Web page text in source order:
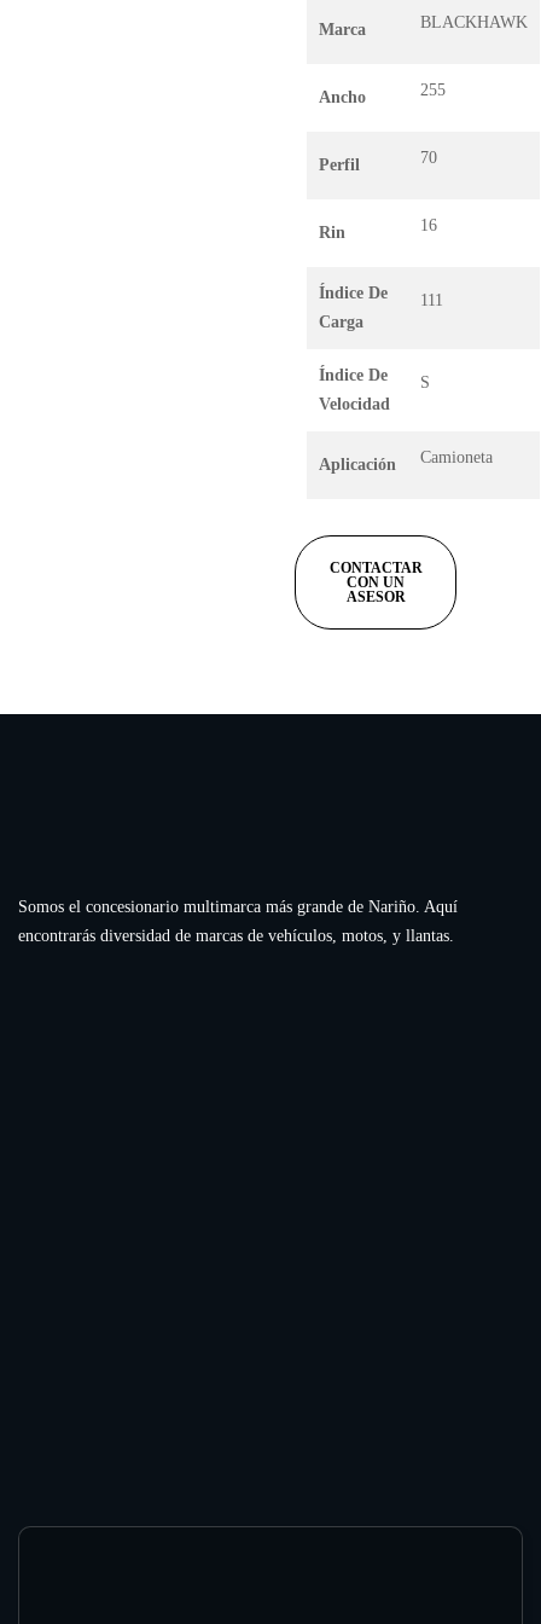
Marca BLACKHAWK
Ancho 255
Perfil 70
Rin 16
Índice De
Carga
111
Índice De
Velocidad
S
Aplicación Camioneta
CONTACTAR
CON UN
ASESOR
Somos el concesionario multimarca más grande de Nariño. Aquí
encontrarás diversidad de marcas de vehículos, motos, y llantas.